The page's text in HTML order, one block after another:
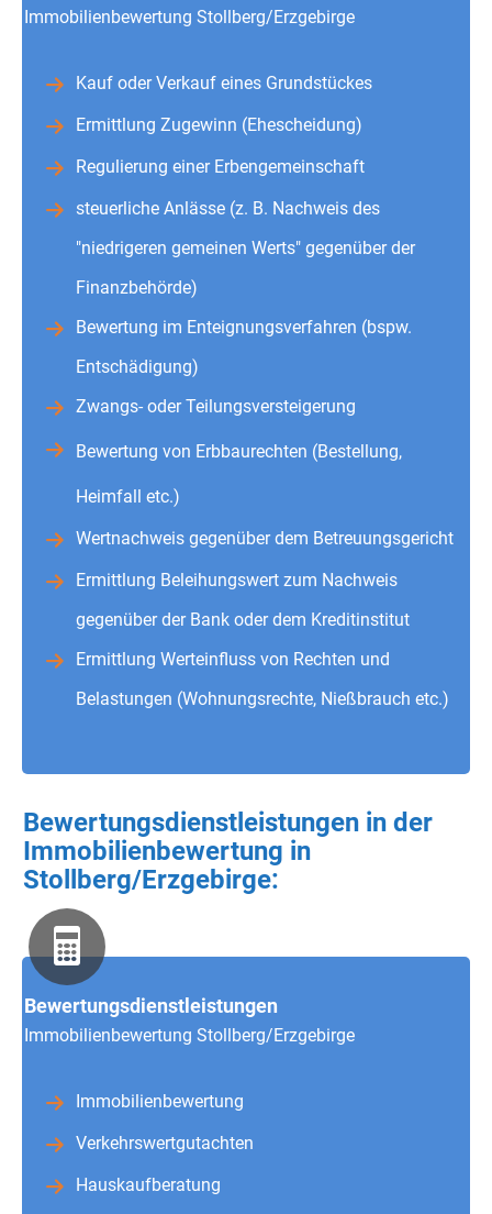
Immobilienbewertung Stollberg/Erzgebirge
Kauf oder Verkauf eines Grundstückes
Ermittlung Zugewinn (Ehescheidung)
Regulierung einer Erbengemeinschaft
steuerliche Anlässe (z. B. Nachweis des
"niedrigeren gemeinen Werts" gegenüber der
Finanzbehörde)
Bewertung im Enteignungsverfahren (bspw.
Entschädigung)
Zwangs- oder Teilungsversteigerung
Bewertung von Erbbaurechten (Bestellung,
Heimfall etc.)
Wertnachweis gegenüber dem Betreuungsgericht
Ermittlung Beleihungswert zum Nachweis
gegenüber der Bank oder dem Kreditinstitut
Ermittlung Werteinfluss von Rechten und
Belastungen (Wohnungsrechte, Nießbrauch etc.)
Bewertungsdienstleistungen in der
Immobilienbewertung in
Stollberg/Erzgebirge:
Bewertungsdienstleistungen
Immobilienbewertung Stollberg/Erzgebirge
Immobilienbewertung
Verkehrswertgutachten
Hauskaufberatung